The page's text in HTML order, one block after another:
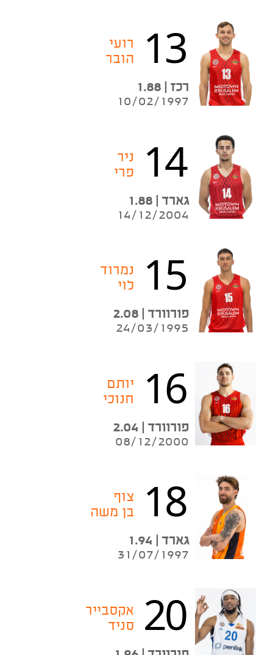
13
רועי
הובר
רכז | 1.88
10/02/1997
14
ניר
פרי
גארד | 1.88
14/12/2004
15
נמרוד
לוי
פורוורד | 2.08
24/03/1995
16
יותם
חנוכי
פורוורד | 2.04
08/12/2000
18
צוף
בן משה
גארד | 1.94
31/07/1997
20
אקסבייר
סניד